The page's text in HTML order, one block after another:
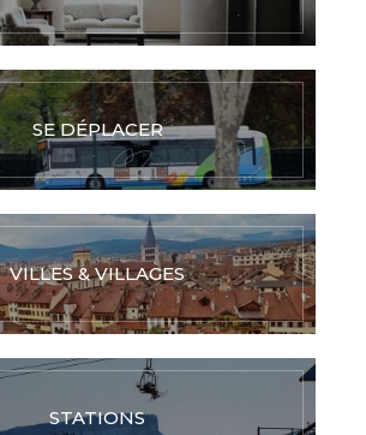
SE DÉPLACER
VILLES & VILLAGES
STATIONS